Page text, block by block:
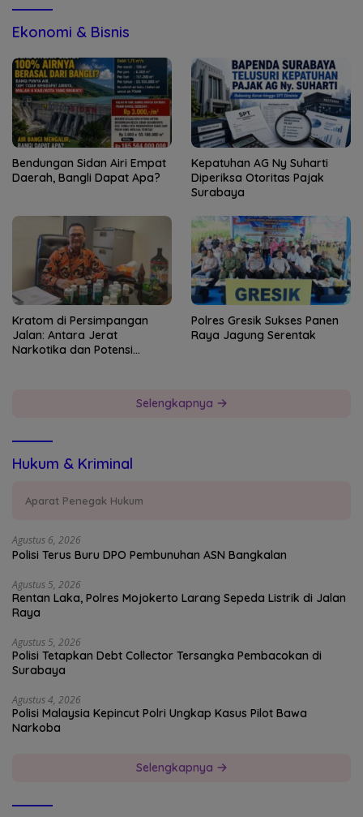
Ekonomi & Bisnis
Bendungan Sidan Airi Empat
Daerah, Bangli Dapat Apa?
Kepatuhan AG Ny Suharti
Diperiksa Otoritas Pajak
Surabaya
Kratom di Persimpangan
Jalan: Antara Jerat
Narkotika dan Potensi
Polres Gresik Sukses Panen
Raya Jagung Serentak
Selengkapnya
Hukum & Kriminal
Aparat Penegak Hukum
Agustus 6, 2026
Polisi Terus Buru DPO Pembunuhan ASN Bangkalan
Agustus 5, 2026
Rentan Laka, Polres Mojokerto Larang Sepeda Listrik di Jalan
Raya
Agustus 5, 2026
Polisi Tetapkan Debt Collector Tersangka Pembacokan di
Surabaya
Agustus 4, 2026
Polisi Malaysia Kepincut Polri Ungkap Kasus Pilot Bawa
Narkoba
Selengkapnya